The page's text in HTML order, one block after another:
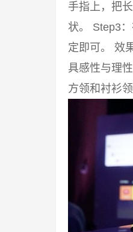
手指上，把
状。 Step3
定即可。 效
具感性与理
方领和衬衫领